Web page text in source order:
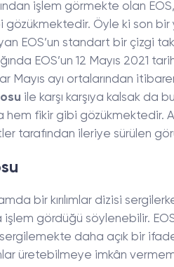
işlem görmekte olan
Öyle ki son bir
EOS’un standart bir çizgi
EOS’un 12 Mayıs 2021
Mayıs ayı ortalarından
ile karşı karşıya kalsak da
hem fikir gibi gözükmektedir.
tarafından ileriye sürülen
bir kırılımlar dizisi
gördüğü söylenebilir.
daha açık bir
üretebilmeye imkân